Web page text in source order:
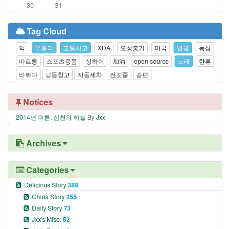
30
31
Tag Cloud
약 부총리 교통사고 XDA 오성홍기 미국 벌금
농심
따르릉
스포츠용품 상하이 加油 open source 노래
한류
바쁘다
냉동창고 자동세차 전깃줄 송편
Notices
2014년 여름, 심천의 하늘 ByJxx
Archives
Categories
Delicious Story389
China Story255
Daily Story73
Jxx's Misc. 52